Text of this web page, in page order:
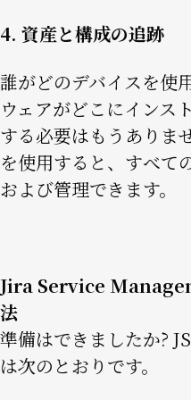
4. 資産と構成の追跡
誰がどのデバイスを使
ウェアがどこにインス
する必要はもうありま
を使用すると、すべて
および管理できます。
Jira Service
法
準備はできましたか?
は次のとおりです。